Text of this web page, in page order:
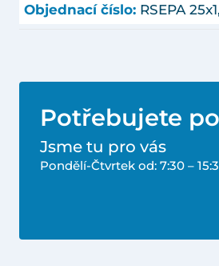
Objednací číslo: RSEPA
Potřebujete
Jsme tu pro vás
Pondělí-Čtvrtek od: 7:30 –